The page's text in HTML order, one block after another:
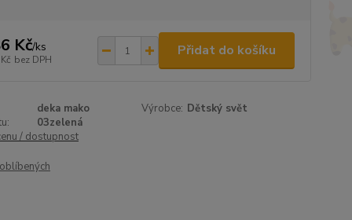
Kč/ks
bez DPH
Přidat do košíku
deka mako
03zelená
Výrobce: Dětský svět
/ dostupnost